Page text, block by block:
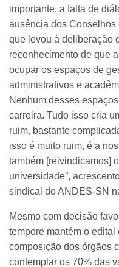
importante, a falta de
ausência dos
que levou à deliberação
reconhecimento de que
ocupar os espaços de
administrativos e
Nenhum desses
carreira. Tudo isso cria
ruim, bastante
isso é muito ruim, é a
também [reivindicamos]
universidade”,
sindical do ANDES-SN
Mesmo com decisão
tempore mantém o
composição dos órgãos
contemplar os 70% das